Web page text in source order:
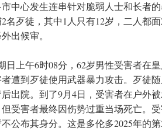
市中心发生连串针对脆弱人士和长者
名歹徒，其中1人只有12岁，二人都
出候审。
日上午6时08分，62岁男性受害者在
遭到歹徒使用武器暴力攻击。歹徒
出院。到了9月4日，受害者在户外
受害者最终因伤势过重当场死亡。
公布其身分。这是多伦多2025年的